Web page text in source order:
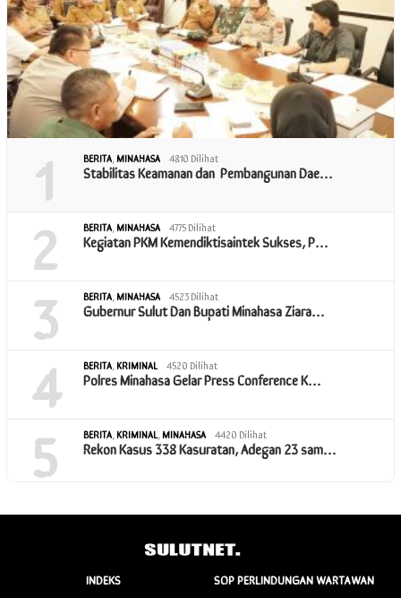
1 BERITA,MINAHASA 4810 Dilihat
Stabilitas Keamanan dan Pembangunan Dae…
2 BERITA,MINAHASA 4775 Dilihat
Kegiatan PKM Kemendiktisaintek Sukses, P…
3 BERITA,MINAHASA 4523 Dilihat
Gubernur Sulut Dan Bupati Minahasa Ziara…
4 BERITA,KRIMINAL 4520 Dilihat
Polres Minahasa Gelar Press Conference K…
5 BERITA,KRIMINAL,MINAHASA 4420 Dilihat
Rekon Kasus 338 Kasuratan, Adegan 23 sam…
INDEKS
SOP PERLINDUNGAN WARTAWAN